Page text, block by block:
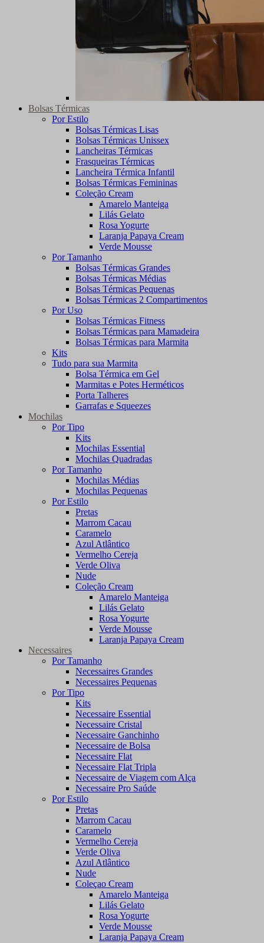
Bolsas Térmicas
Por Estilo
Bolsas Térmicas Lisas
Bolsas Térmicas Unissex
Lancheiras Térmicas
Frasqueiras Térmicas
Lancheira Térmica Infantil
Bolsas Térmicas Femininas
Coleção Cream
Amarelo Manteiga
Lilás Gelato
Rosa Yogurte
Laranja Papaya Cream
Verde Mousse
Por Tamanho
Bolsas Térmicas Grandes
Bolsas Térmicas Médias
Bolsas Térmicas Pequenas
Bolsas Térmicas 2 Compartimentos
Por Uso
Bolsas Térmicas Fitness
Bolsas Térmicas para Mamadeira
Bolsas Térmicas para Marmita
Kits
Tudo para sua Marmita
Bolsa Térmica em Gel
Marmitas e Potes Herméticos
Porta Talheres
Garrafas e Squeezes
Mochilas
Por Tipo
Kits
Mochilas Essential
Mochilas Quadradas
Por Tamanho
Mochilas Médias
Mochilas Pequenas
Por Estilo
Pretas
Marrom Cacau
Caramelo
Azul Atlântico
Vermelho Cereja
Verde Oliva
Nude
Coleção Cream
Amarelo Manteiga
Lilás Gelato
Rosa Yogurte
Verde Mousse
Laranja Papaya Cream
Necessaires
Por Tamanho
Necessaires Grandes
Necessaires Pequenas
Por Tipo
Kits
Necessaire Essential
Necessaire Cristal
Necessaire Ganchinho
Necessaire de Bolsa
Necessaire Flat
Necessaire Flat Tripla
Necessaire de Viagem com Alça
Necessaire Pro Saúde
Por Estilo
Pretas
Marrom Cacau
Caramelo
Vermelho Cereja
Verde Oliva
Azul Atlântico
Nude
Coleçao Cream
Amarelo Manteiga
Lilás Gelato
Rosa Yogurte
Verde Mousse
Laranja Papaya Cream